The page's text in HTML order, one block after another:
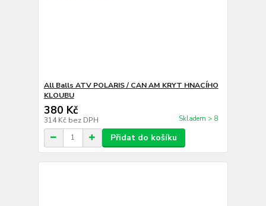
All Balls ATV POLARIS / CAN AM KRYT HNACÍHO
KLOUBU
380 Kč
314 Kč bez DPH Skladem > 8
Přidat do košíku